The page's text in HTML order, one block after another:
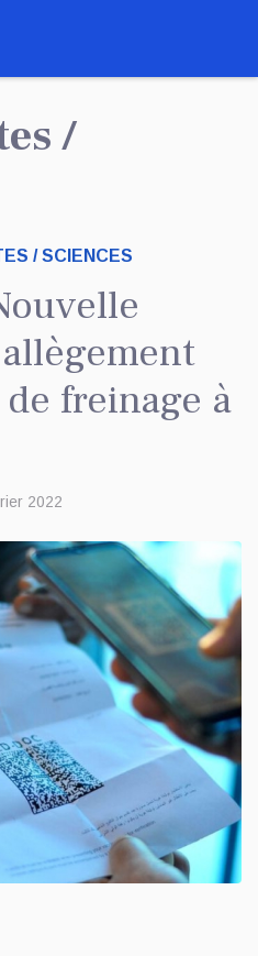
/
/ SCIENCES
freinage à
2022